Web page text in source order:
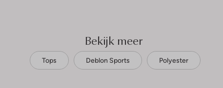
Bekijk meer
Tops Deblon Sports Polyester